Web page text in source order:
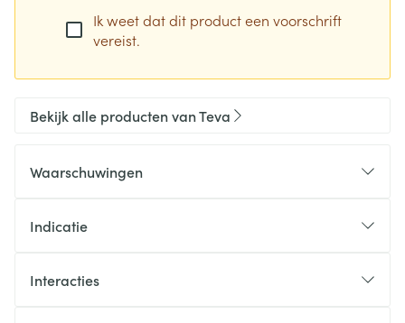
Ik weet dat dit product een voorschrift
vereist.
Bekijk alle producten van Teva
Waarschuwingen
Indicatie
Interacties